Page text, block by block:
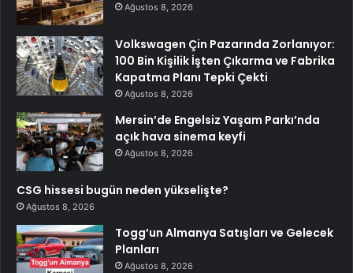
Ağustos 8, 2026
Volkswagen Çin Pazarında Zorlanıyor:
100 Bin Kişilik İşten Çıkarma ve Fabrika
Kapatma Planı Tepki Çekti
Ağustos 8, 2026
Mersin’de Engelsiz Yaşam Parkı’nda
açık hava sinema keyfi
Ağustos 8, 2026
CSG hissesi bugün neden yükselişte?
Ağustos 8, 2026
Togg’un Almanya Satışları ve Gelecek
Planları
Ağustos 8, 2026